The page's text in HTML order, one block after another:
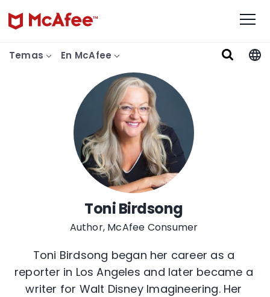
Temas En McAfee
Toni Birdsong
Author, McAfee Consumer
Toni Birdsong began her career as a
reporter in Los Angeles and later became a
writer for Walt Disney Imagineering. Her